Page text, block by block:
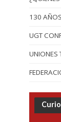
130
UGT
UNIONES